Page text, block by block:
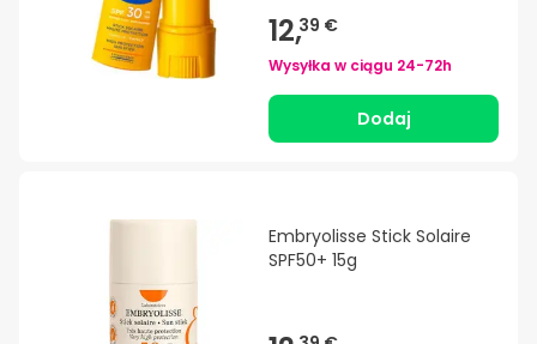
12,39 €
Wysyłka w ciągu 24-72h
Dodaj
Embryolisse Stick Solaire
SPF50+ 15g